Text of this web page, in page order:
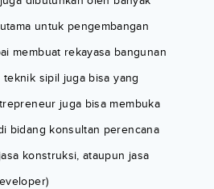
untuk pengembangan
membuat rekayasa bangunan
teknik sipil juga bisa yang
juga bisa membuka
bidang konsultan perencana
konstruksi, ataupun jasa